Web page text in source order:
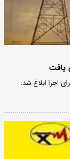
اجرا ابلاغ شد.